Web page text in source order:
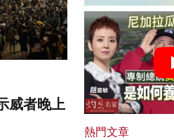
威者晚上
熱門文章